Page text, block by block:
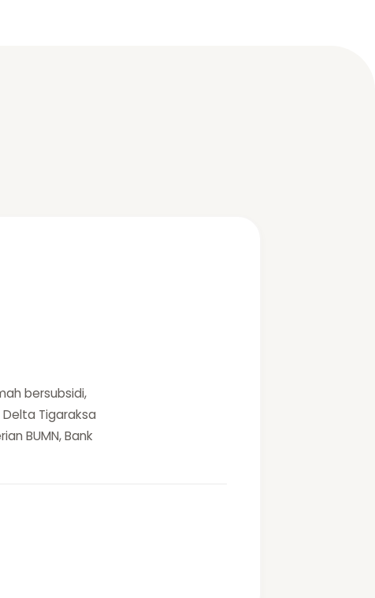
bersubsidi,
Delta Tigaraksa
BUMN, Bank